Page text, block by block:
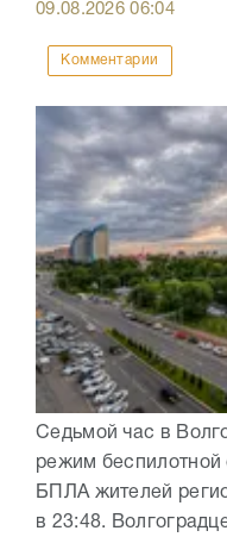
09.08.202606:04
Комментарии
Седьмой час в
режим беспилотной
БПЛА жителей
в 23:48.